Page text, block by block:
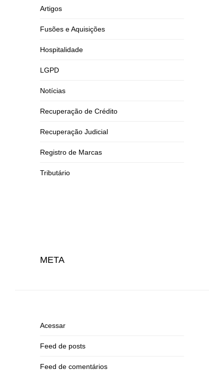
Artigos
Fusões e Aquisições
Hospitalidade
LGPD
Notícias
Recuperação de Crédito
Recuperação Judicial
Registro de Marcas
Tributário
META
Acessar
Feed de posts
Feed de comentários